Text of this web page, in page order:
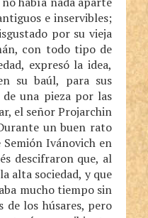
e inservibles;
por su vieja
con todo tipo de
expresó la idea,
su baúl, para sus
una pieza por las
el señor Projarchin
un buen rato
Ivánovich en
descifraron que, al
alta sociedad, y que
mucho tiempo sin
de los húsares, pero